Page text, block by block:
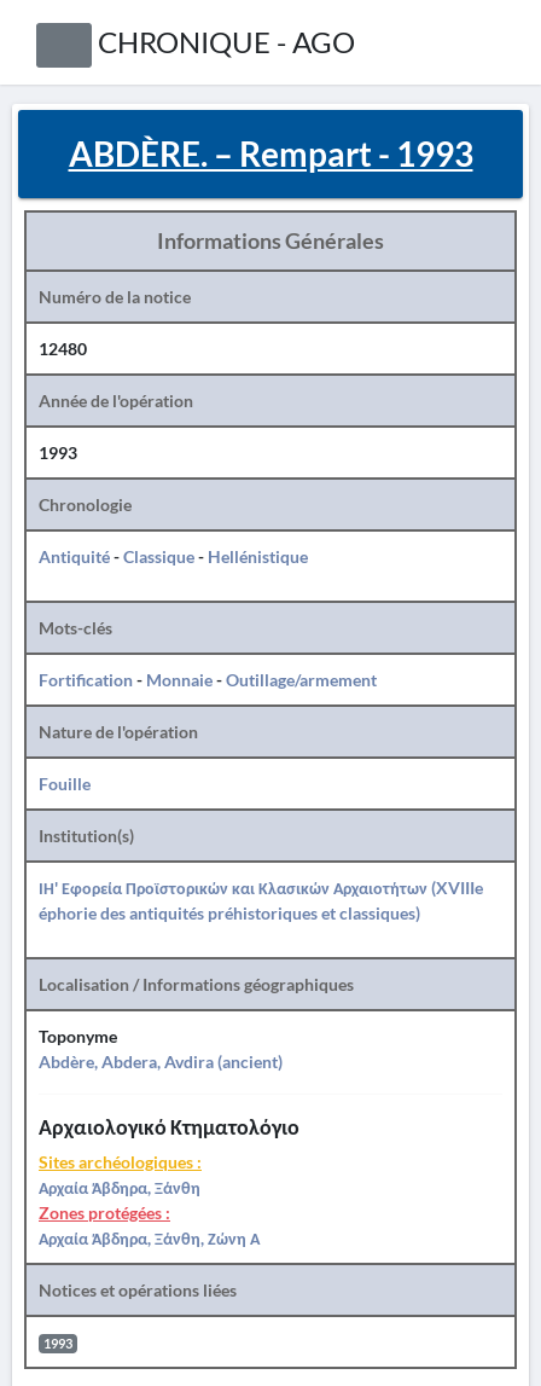
CHRONIQUE - AGO
ABDÈRE. – Rempart - 1993
Informations Générales
Numéro de la notice
12480
Année de l'opération
1993
Chronologie
Antiquité-Classique- Hellénistique
Mots-clés
Fortification- Monnaie-Outillage/armement
Nature de l'opération
Fouille
Institution(s)
ΙΗ' Εφορεία Προϊστορικών και Κλασικών Αρχαιοτήτων (XVIIIe
éphorie des antiquités préhistoriques et classiques)
Localisation / Informations géographiques
Toponyme
Abdère, Abdera, Avdira (ancient)
Αρχαιολογικό Κτηματολόγιο
Sites archéologiques :
Αρχαία Άβδηρα, Ξάνθη
Zones protégées :
Αρχαία Άβδηρα, Ξάνθη, Ζώνη Α
Notices et opérations liées
1993